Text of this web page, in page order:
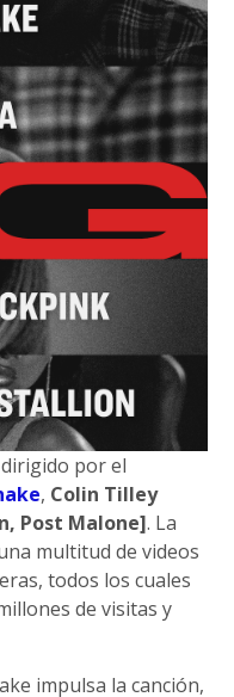
por el
, Colin Tilley
Post Malone]. La
multitud de videos
todos los cuales
de visitas y
impulsa la canción,